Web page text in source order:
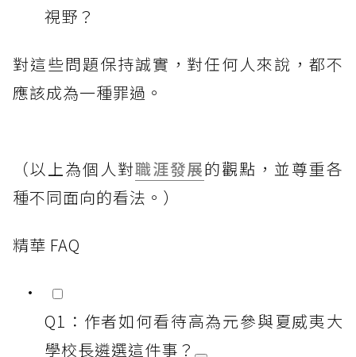
視野？
對這些問題保持誠實，對任何人來說，都不
應該成為一種罪過。
（以上為個人對職涯發展的觀點，並尊重各
種不同面向的看法。）
精華 FAQ
Q1：作者如何看待高為元參與夏威夷大
學校長遴選這件事？